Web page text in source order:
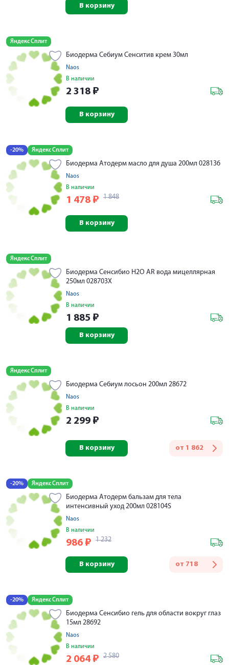
В корзину
Яндекс Сплит
Биодерма Себиум Сенситив крем 30мл
Naos
В наличии
2 318 ₽
В корзину
-20% Яндекс Сплит
Биодерма Атодерм масло для душа 200мл 028136
Naos
В наличии
1 478 ₽ 1 848
В корзину
Яндекс Сплит
Биодерма Сенсибио Н2О AR вода мицеллярная
250мл 028703X
Naos
В наличии
1 885 ₽
В корзину
Яндекс Сплит
Биодерма Себиум лосьон 200мл 28672
Naos
В наличии
2 299 ₽
от 1 862
В корзину
-20% Яндекс Сплит
Биодерма Атодерм бальзам для тела
интенсивный уход 200мл 028104S
Naos
В наличии
986 ₽ 1 232
от 718
В корзину
-20% Яндекс Сплит
Биодерма Сенсибио гель для области вокруг глаз
15мл 28692
Naos
В наличии
2 064 ₽ 2 580